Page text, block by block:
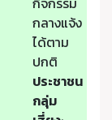
กลางแจ้ง
ได้ตาม
ปกติ
ประชาชน
กลุ่ม